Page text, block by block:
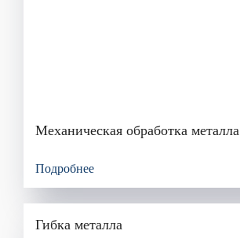
Механическая обработка металла
Подробнее
Гибка металла